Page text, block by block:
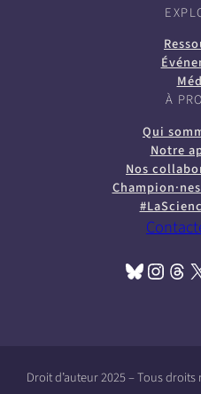
À
Qui
Notre
Nos
Bluesky(opens in a new tab) Instagram
(opens in a new tab) Threads(opens in a new tab) X(opens in a new tab)
Droit d’auteur 2025 – Tous droits